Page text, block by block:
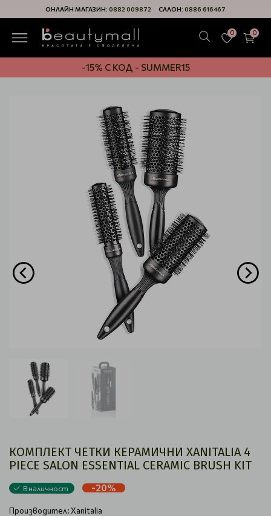
ОНЛАЙН МАГАЗИН: 0882 009872 САЛОН: 0886 616467
0 0
-15% С КОД - SUMMER15
КОМПЛЕКТ ЧЕТКИ КЕРАМИЧНИ XANITALIA 4
PIECE SALON ESSENTIAL CERAMIC BRUSH KIT
В наличност -20%
Производител:Xanitalia